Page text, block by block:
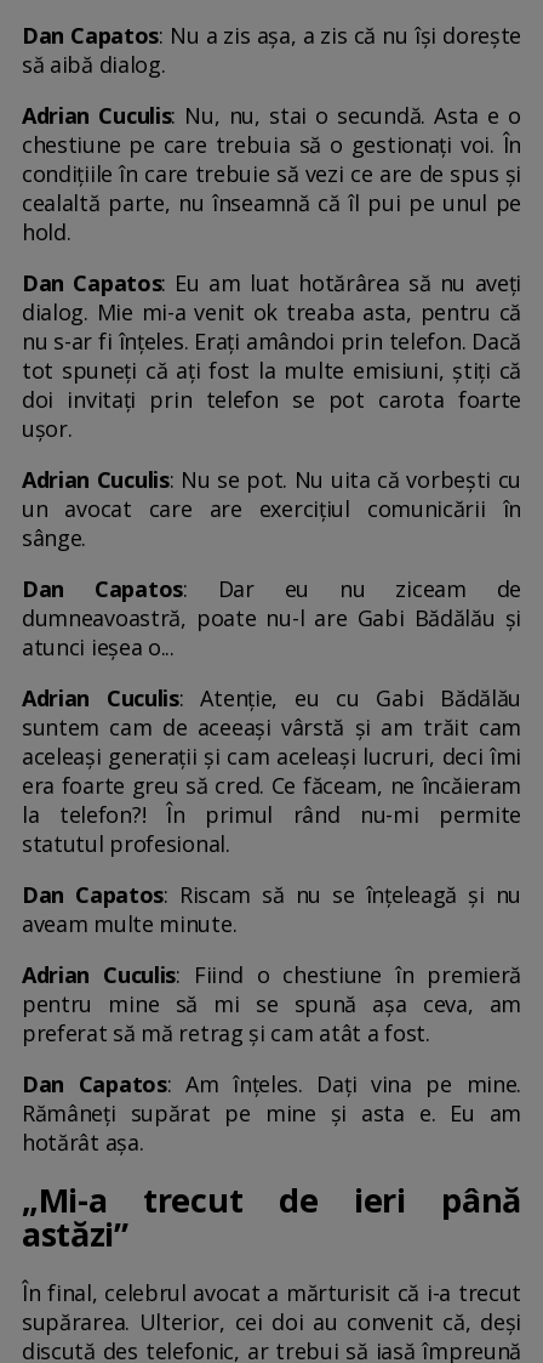
Dan Capatos: Nu a zis așa, a zis că nu își dorește
să aibă dialog.
Adrian Cuculis: Nu, nu, stai o secundă. Asta e o
chestiune pe care trebuia să o gestionați voi. În
condițiile în care trebuie să vezi ce are de spus și
cealaltă parte, nu înseamnă că îl pui pe unul pe
hold.
Dan Capatos: Eu am luat hotărârea să nu aveți
dialog. Mie mi-a venit ok treaba asta, pentru că
nu s-ar fi înțeles. Erați amândoi prin telefon. Dacă
tot spuneți că ați fost la multe emisiuni, știți că
doi invitați prin telefon se pot carota foarte
ușor.
Adrian Cuculis: Nu se pot. Nu uita că vorbești cu
un avocat care are exercițiul comunicării în
sânge.
Dan Capatos: Dar eu nu ziceam de
dumneavoastră, poate nu-l are Gabi Bădălău și
atunci ieșea o...
Adrian Cuculis: Atenție, eu cu Gabi Bădălău
suntem cam de aceeași vârstă și am trăit cam
aceleași generații și cam aceleași lucruri, deci îmi
era foarte greu să cred. Ce făceam, ne încăieram
la telefon?! În primul rând nu-mi permite
statutul profesional.
Dan Capatos: Riscam să nu se înțeleagă și nu
aveam multe minute.
Adrian Cuculis: Fiind o chestiune în premieră
pentru mine să mi se spună așa ceva, am
preferat să mă retrag și cam atât a fost.
Dan Capatos: Am înțeles. Dați vina pe mine.
Rămâneți supărat pe mine și asta e. Eu am
hotărât așa.
„Mi-a trecut de ieri până
astăzi”
În final, celebrul avocat a mărturisit că i-a trecut
supărarea. Ulterior, cei doi au convenit că, deși
discută des telefonic, ar trebui să iasă împreună